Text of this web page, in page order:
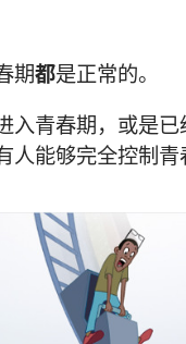
期都是正常的。
青春期，或是已
能够完全控制青